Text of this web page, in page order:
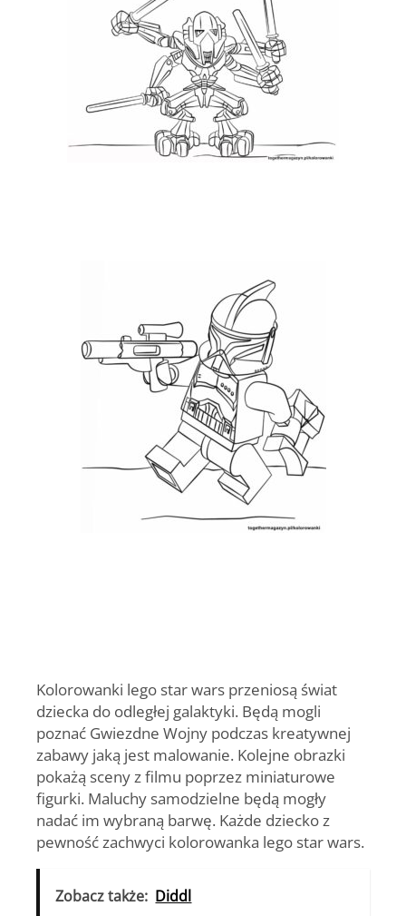
Kolorowanki lego star wars przeniosą świat
dziecka do odległej galaktyki. Będą mogli
poznać Gwiezdne Wojny podczas kreatywnej
zabawy jaką jest malowanie. Kolejne obrazki
pokażą sceny z filmu poprzez miniaturowe
figurki. Maluchy samodzielne będą mogły
nadać im wybraną barwę. Każde dziecko z
pewność zachwyci kolorowanka lego star wars.
Zobacz także: Diddl